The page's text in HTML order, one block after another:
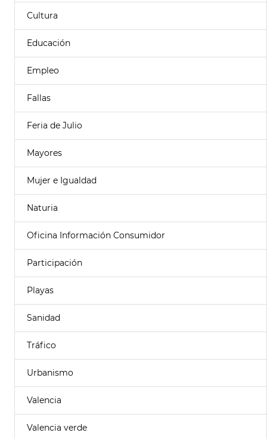
Cultura
Educación
Empleo
Fallas
Feria de Julio
Mayores
Mujer e Igualdad
Naturia
Oficina Información Consumidor
Participación
Playas
Sanidad
Tráfico
Urbanismo
Valencia
Valencia verde